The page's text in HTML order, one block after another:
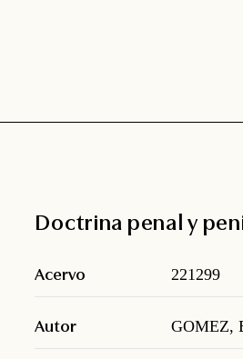
Doctrina penal y
Acervo 221299
Autor GOMEZ,